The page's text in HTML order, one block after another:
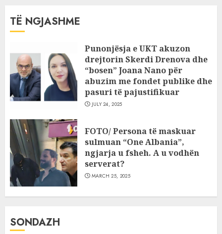
TË NGJASHME
Punonjësja e UKT akuzon
drejtorin Skerdi Drenova dhe
“bosen” Joana Nano për
abuzim me fondet publike dhe
pasuri të pajustifikuar
JULY 24, 2025
FOTO/ Persona të maskuar
sulmuan “One Albania”,
ngjarja u fsheh. A u vodhën
serverat?
MARCH 25, 2025
SONDAZH